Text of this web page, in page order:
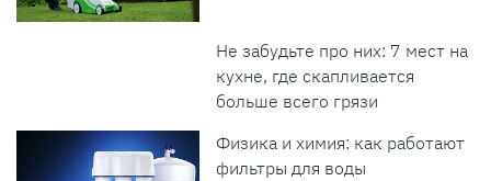
Не забудьте про них: 7 мест на
кухне, где скапливается
больше всего грязи
Физика и химия: как работают
фильтры для воды